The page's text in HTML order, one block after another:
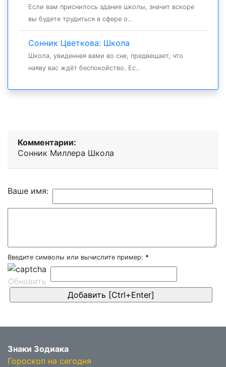
Если вам приснилось здание школы, значит вскоре
вы будете трудиться в сфере о..
Сонник Цветкова: Школа
Школа, увиденная вами во сне, предвещает, что
наяву вас ждёт беспокойство. Ес..
Комментарии:
Сонник Миллера Школа
Ваше имя:
Введите символы или вычислите пример: *
Обновить
Знаки Зодиака
Гороскоп на сегодня